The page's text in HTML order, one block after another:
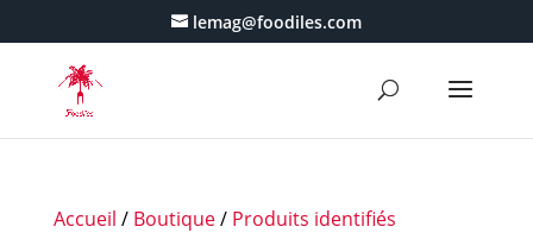
lemag@foodiles.com
Accueil / Boutique/ Produits identifiés